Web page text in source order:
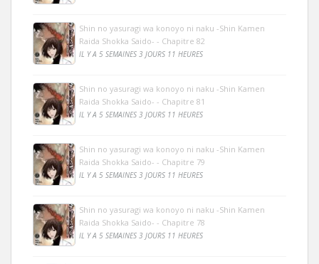
Shin no yasuragi wa konoyo ni naku -Shin Kamen
Raida Shokka Saido- - Chapitre 82
IL Y A 5 SEMAINES 3 JOURS 11 HEURES
Shin no yasuragi wa konoyo ni naku -Shin Kamen
Raida Shokka Saido- - Chapitre 81
IL Y A 5 SEMAINES 3 JOURS 11 HEURES
Shin no yasuragi wa konoyo ni naku -Shin Kamen
Raida Shokka Saido- - Chapitre 79
IL Y A 5 SEMAINES 3 JOURS 11 HEURES
Shin no yasuragi wa konoyo ni naku -Shin Kamen
Raida Shokka Saido- - Chapitre 78
IL Y A 5 SEMAINES 3 JOURS 11 HEURES